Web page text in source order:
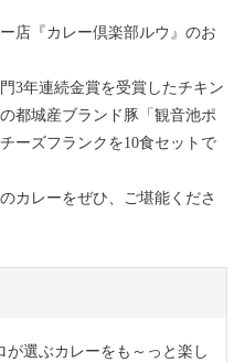
店『カレー倶楽部ルウ』のお
3年連続金賞を受賞したチキン
都城産ブランド豚「観音池ポ
ーズフランクを10食セットで
カレーをぜひ、ご堪能くださ
選ぶカレーをも～っと楽し